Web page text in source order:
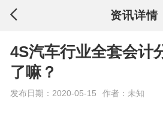
资讯详情
4S汽车行业全套会计
了嘛？
发布日期：2020-05-15 作者：未知